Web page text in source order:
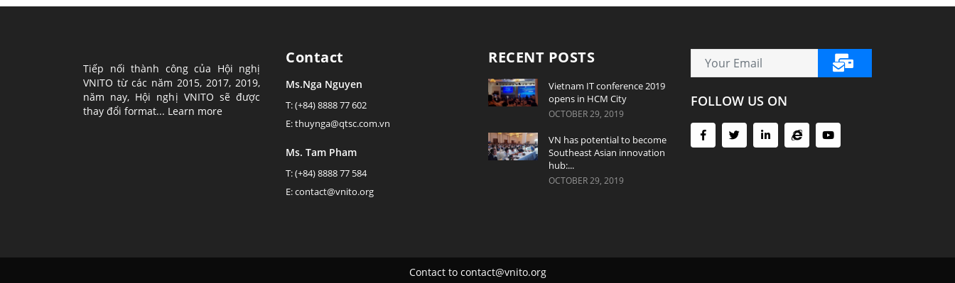
Tiếp nối thành công của Hội nghị
VNITO từ các năm 2015, 2017, 2019,
năm nay, Hội nghị VNITO sẽ được
thay đổi format... Learn more
Contact
Ms.Nga Nguyen
T: (+84) 8888 77 602
E: thuynga@qtsc.com.vn
Ms. Tam Pham
T: (+84) 8888 77 584
E: contact@vnito.org
RECENT POSTS
Vietnam IT conference 2019
opens in HCM City
OCTOBER 29, 2019
VN has potential to become
Southeast Asian innovation
hub:...
OCTOBER 29, 2019
FOLLOW US ON
Contact to contact@vnito.org